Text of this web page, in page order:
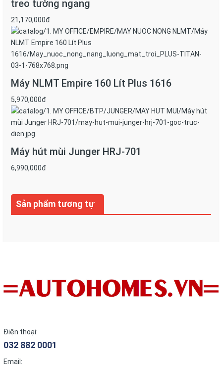
treo tường ngang
21,170,000đ
Máy NLMT Empire 160 Lít Plus 1616
5,970,000đ
Máy hút mùi Junger HRJ-701
6,990,000đ
Sản phẩm tương tự
Điện thoại:
032 882 0001
Email: